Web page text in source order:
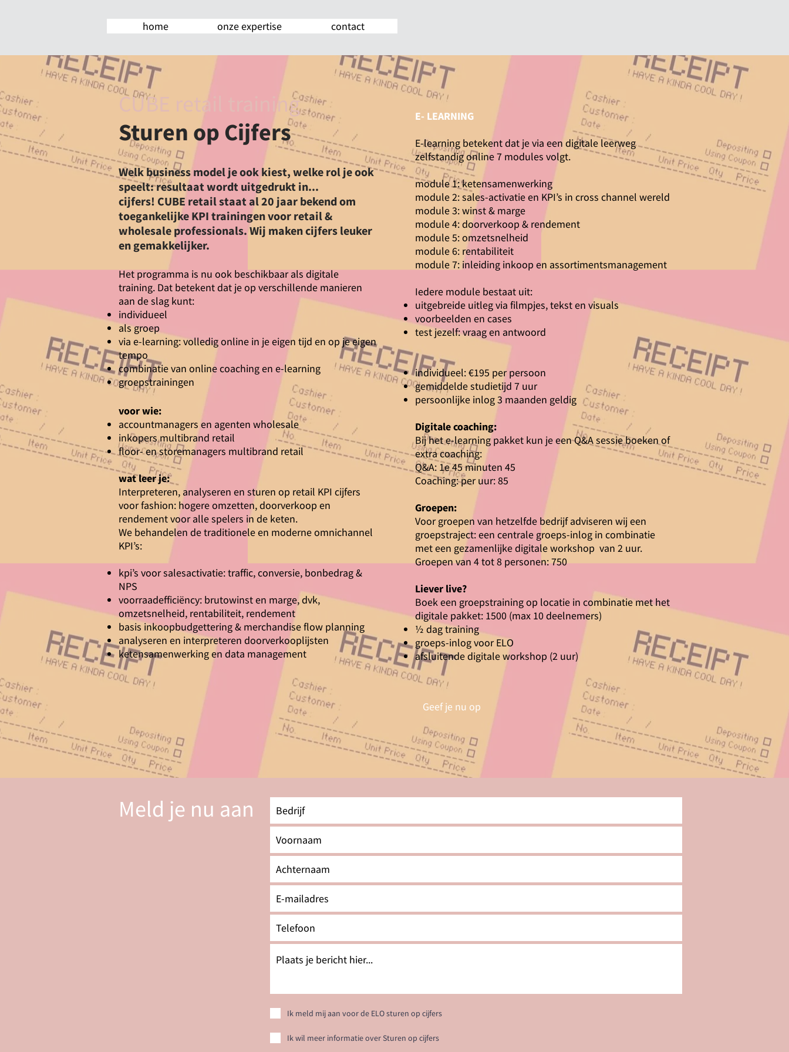
home onze expertise contact
CUBE retail training
Sturen op Cijfers
Welk business model je ook kiest, welke rol je ook
speelt: resultaat wordt uitgedrukt in...
cijfers! CUBE retail staat al 20 jaar bekend om
toegankelijke KPI trainingen voor retail &
wholesale professionals. Wij maken cijfers leuker
en gemakkelijker.
Het programma is nu ook beschikbaar als digitale
training. Dat betekent dat je op verschillende manieren
aan de slag kunt:
individueel
als groep
via e-learning: volledig online in je eigen tijd en op je eigen
tempo
combinatie van online coaching en e-learning
groepstrainingen
voor wie:
accountmanagers en agenten wholesale
inkopers multibrand retail
floor- en storemanagers multibrand retail
wat leer je:
Interpreteren, analyseren en sturen op retail KPI cijfers
voor fashion: hogere omzetten, doorverkoop en
rendement voor alle spelers in de keten.
We behandelen de traditionele en moderne omnichannel
KPI’s:
kpi’s voor salesactivatie: traffic, conversie, bonbedrag &
NPS
voorraadefficiëncy: brutowinst en marge, dvk,
omzetsnelheid, rentabiliteit, rendement
basis inkoopbudgettering & merchandise flow planning
analyseren en interpreteren doorverkooplijsten
ketensamenwerking en data management
E- LEARNING
E-learning betekent dat je via een digitale leerweg
zelfstandig online 7 modules volgt.
module 1: ketensamenwerking
module 2: sales-activatie en KPI’s in cross channel wereld
module 3: winst & marge
module 4: doorverkoop & rendement
module 5: omzetsnelheid
module 6: rentabiliteit
module 7: inleiding inkoop en assortimentsmanagement
Iedere module bestaat uit:
uitgebreide uitleg via filmpjes, tekst en visuals
voorbeelden en cases
test jezelf: vraag en antwoord
individueel: €195 per persoon
gemiddelde studietijd 7 uur
persoonlijke inlog 3 maanden geldig
Digitale coaching:
Bij het e-learning pakket kun je een Q&A sessie boeken of
extra coaching:
Q&A: 1e 45 minuten 45
Coaching: per uur: 85
Groepen:
Voor groepen van hetzelfde bedrijf adviseren wij een
groepstraject: een centrale groeps-inlog in combinatie
met een gezamenlijke digitale workshop van 2 uur.
Groepen van 4 tot 8 personen: 750
Liever live?
Boek een groepstraining op locatie in combinatie met het
digitale pakket: 1500 (max 10 deelnemers)
½ dag training
groeps-inlog voor ELO
afsluitende digitale workshop (2 uur)
Geef je nu op
Meld je nu aan
Ik meld mij aan voor de ELO sturen op cijfers
Ik wil meer informatie over Sturen op cijfers